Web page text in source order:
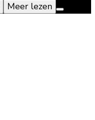
Meer lezen